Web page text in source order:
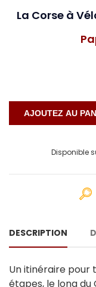
La Corse à
Disponible
DESCRIPTION
Un itinéraire pour
étapes, le long du